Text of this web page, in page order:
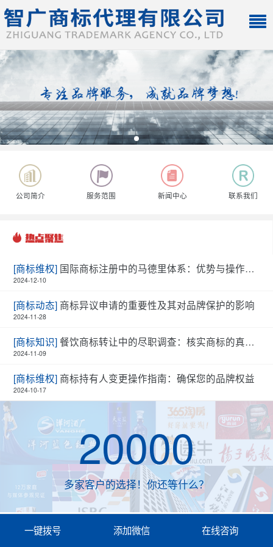
一键拨号 添加微信 在线咨询
公司简介 服务范围 新闻中心 联系我们
[商标维权] 国际商标注册中的马德里体系：优势与操作流程
2024-12-10
[商标动态] 商标异议申请的重要性及其对品牌保护的影响
2024-11-28
[商标知识] 餐饮商标转让中的尽职调查：核实商标的真实性和有效性
2024-11-09
[商标维权] 商标持有人变更操作指南：确保您的品牌权益
2024-10-17
20000
多家客户的选择！你还等什么？